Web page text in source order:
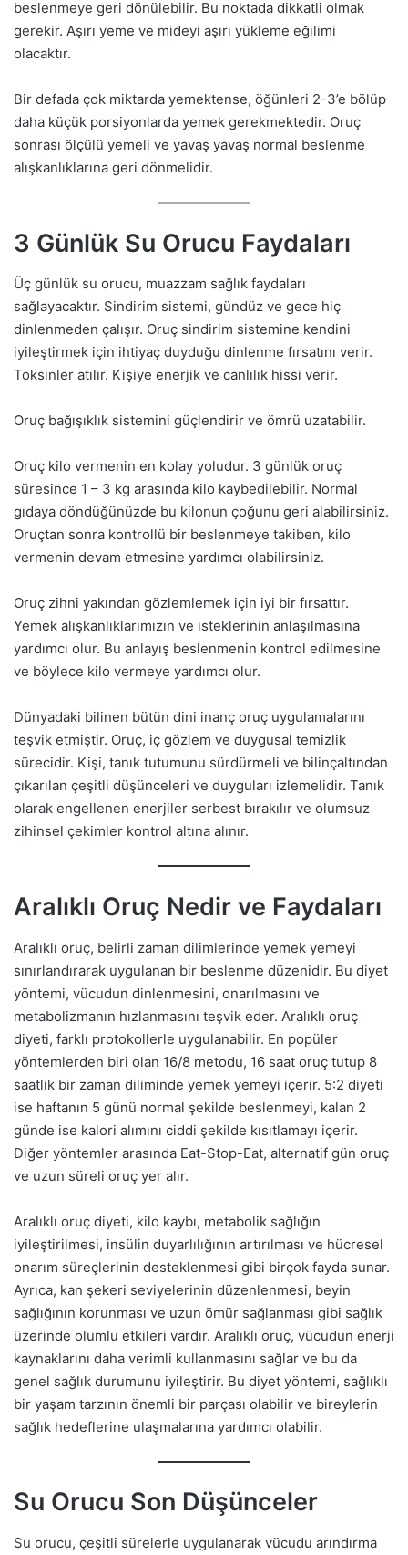
beslenmeye geri dönülebilir. Bu noktada dikkatli olmak
gerekir. Aşırı yeme ve mideyi aşırı yükleme eğilimi
olacaktır.
Bir defada çok miktarda yemektense, öğünleri 2-3’e bölüp
daha küçük porsiyonlarda yemek gerekmektedir. Oruç
sonrası ölçülü yemeli ve yavaş yavaş normal beslenme
alışkanlıklarına geri dönmelidir.
3 Günlük Su Orucu Faydaları
Üç günlük su orucu, muazzam sağlık faydaları
sağlayacaktır. Sindirim sistemi, gündüz ve gece hiç
dinlenmeden çalışır. Oruç sindirim sistemine kendini
iyileştirmek için ihtiyaç duyduğu dinlenme fırsatını verir.
Toksinler atılır. Kişiye enerjik ve canlılık hissi verir.
Oruç bağışıklık sistemini güçlendirir ve ömrü uzatabilir.
Oruç kilo vermenin en kolay yoludur. 3 günlük oruç
süresince 1 – 3 kg arasında kilo kaybedilebilir. Normal
gıdaya döndüğünüzde bu kilonun çoğunu geri alabilirsiniz.
Oruçtan sonra kontrollü bir beslenmeye takiben, kilo
vermenin devam etmesine yardımcı olabilirsiniz.
Oruç zihni yakından gözlemlemek için iyi bir fırsattır.
Yemek alışkanlıklarımızın ve isteklerinin anlaşılmasına
yardımcı olur. Bu anlayış beslenmenin kontrol edilmesine
ve böylece kilo vermeye yardımcı olur.
Dünyadaki bilinen bütün dini inanç oruç uygulamalarını
teşvik etmiştir. Oruç, iç gözlem ve duygusal temizlik
sürecidir. Kişi, tanık tutumunu sürdürmeli ve bilinçaltından
çıkarılan çeşitli düşünceleri ve duyguları izlemelidir. Tanık
olarak engellenen enerjiler serbest bırakılır ve olumsuz
zihinsel çekimler kontrol altına alınır.
Aralıklı Oruç Nedir ve Faydaları
Aralıklı oruç, belirli zaman dilimlerinde yemek yemeyi
sınırlandırarak uygulanan bir beslenme düzenidir. Bu diyet
yöntemi, vücudun dinlenmesini, onarılmasını ve
metabolizmanın hızlanmasını teşvik eder. Aralıklı oruç
diyeti, farklı protokollerle uygulanabilir. En popüler
yöntemlerden biri olan 16/8 metodu, 16 saat oruç tutup 8
saatlik bir zaman diliminde yemek yemeyi içerir. 5:2 diyeti
ise haftanın 5 günü normal şekilde beslenmeyi, kalan 2
günde ise kalori alımını ciddi şekilde kısıtlamayı içerir.
Diğer yöntemler arasında Eat-Stop-Eat, alternatif gün oruç
ve uzun süreli oruç yer alır.
Aralıklı oruç diyeti, kilo kaybı, metabolik sağlığın
iyileştirilmesi, insülin duyarlılığının artırılması ve hücresel
onarım süreçlerinin desteklenmesi gibi birçok fayda sunar.
Ayrıca, kan şekeri seviyelerinin düzenlenmesi, beyin
sağlığının korunması ve uzun ömür sağlanması gibi sağlık
üzerinde olumlu etkileri vardır. Aralıklı oruç, vücudun enerji
kaynaklarını daha verimli kullanmasını sağlar ve bu da
genel sağlık durumunu iyileştirir. Bu diyet yöntemi, sağlıklı
bir yaşam tarzının önemli bir parçası olabilir ve bireylerin
sağlık hedeflerine ulaşmalarına yardımcı olabilir.
Su Orucu Son Düşünceler
Su orucu, çeşitli sürelerle uygulanarak vücudu arındırma